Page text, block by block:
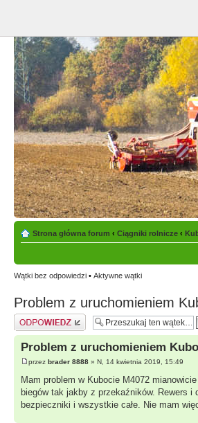
Strona główna forum ‹ Ciągniki rolnicze ‹
Wątki bez odpowiedzi • Aktywne wątki
Problem z uruchomieniem
Odpowiedz
Problem z uruchomieniem
przez brader 8888 » N, 14 kwietnia 2019, 15:49
Mam problem w Kubocie M4072
biegów tak jakby z przekaźników. Rewers i
bezpieczniki i wszystkie całe. Nie mam